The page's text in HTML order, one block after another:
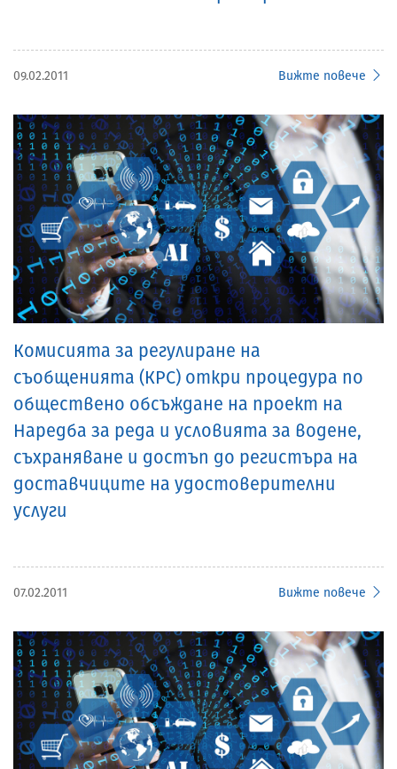
09.02.2011 Вижте повече
Комисията за регулиране на
съобщенията (КРС) откри процедура по
обществено обсъждане на проект на
Наредба за реда и условията за водене,
съхраняване и достъп до регистъра на
доставчиците на удостоверителни
услуги
07.02.2011 Вижте повече